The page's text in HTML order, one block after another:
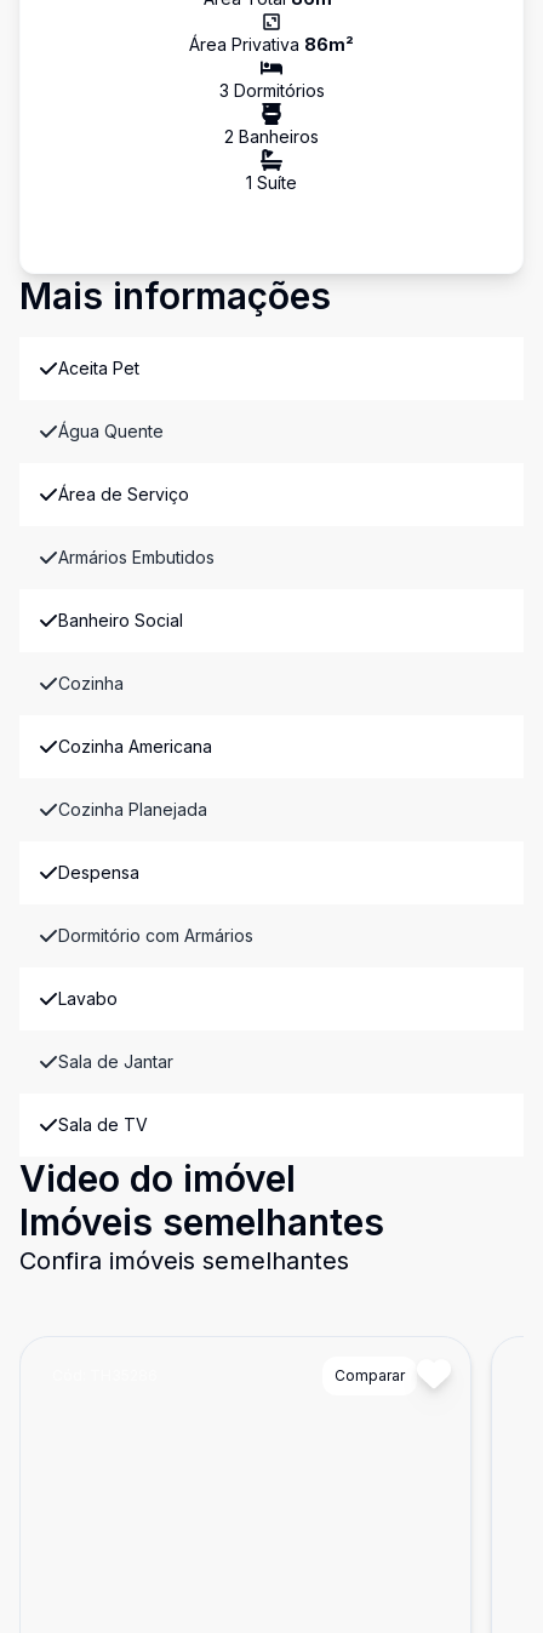
Área Privativa 86m²
3 Dormitórios
2 Banheiros
1 Suíte
Mais informações
Aceita Pet
Água Quente
Área de Serviço
Armários Embutidos
Banheiro Social
Cozinha
Cozinha Americana
Cozinha Planejada
Despensa
Dormitório com Armários
Lavabo
Sala de Jantar
Sala de TV
Video do imóvel
Imóveis semelhantes
Confira imóveis semelhantes
Comparar